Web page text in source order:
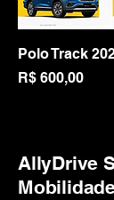
Polo Track
Preço
R$ 600,00
AllyDrive
Mobilidade